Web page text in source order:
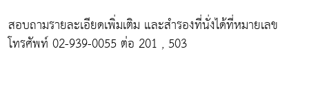
สอบถามรายละเอียดเพิ่มเติม และสำรองที่นั่งได้ที่หมายเลข
โทรศัพท์ 02-939-0055 ต่อ 201 , 503